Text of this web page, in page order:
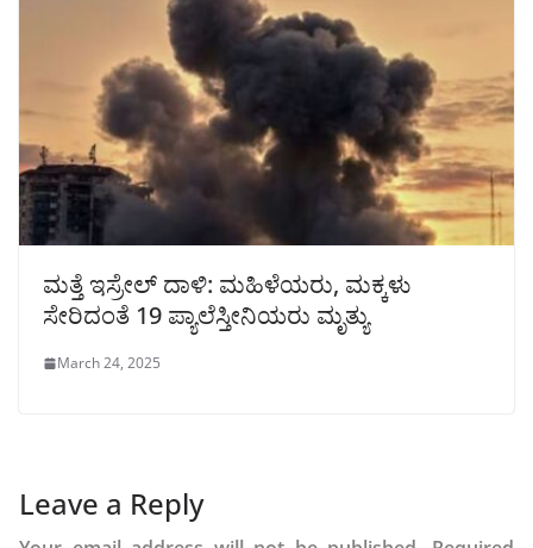
ಮತ್ತೆ ಇಸ್ರೇಲ್ ದಾಳಿ: ಮಹಿಳೆಯರು, ಮಕ್ಕಳು
ಸೇರಿದಂತೆ 19 ಪ್ಯಾಲೆಸ್ತೀನಿಯರು ಮೃತ್ಯು
March 24, 2025
Leave a Reply